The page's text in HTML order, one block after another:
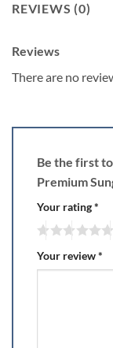
REVIEWS (0)
Reviews
There are no
Be the first
Premium
Your rating*
Your review*